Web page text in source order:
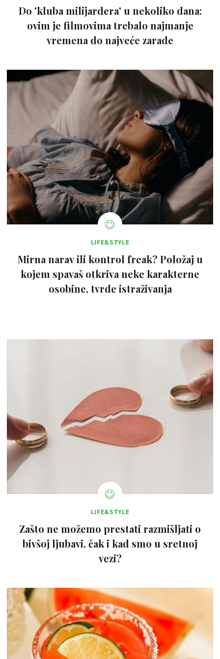
Do 'kluba milijardera' u nekoliko dana:
ovim je filmovima trebalo najmanje
vremena do najveće zarade
LIFE&STYLE
Mirna narav ili kontrol freak? Položaj u
kojem spavaš otkriva neke karakterne
osobine, tvrde istraživanja
LIFE&STYLE
Zašto ne možemo prestati razmišljati o
bivšoj ljubavi, čak i kad smo u sretnoj
vezi?